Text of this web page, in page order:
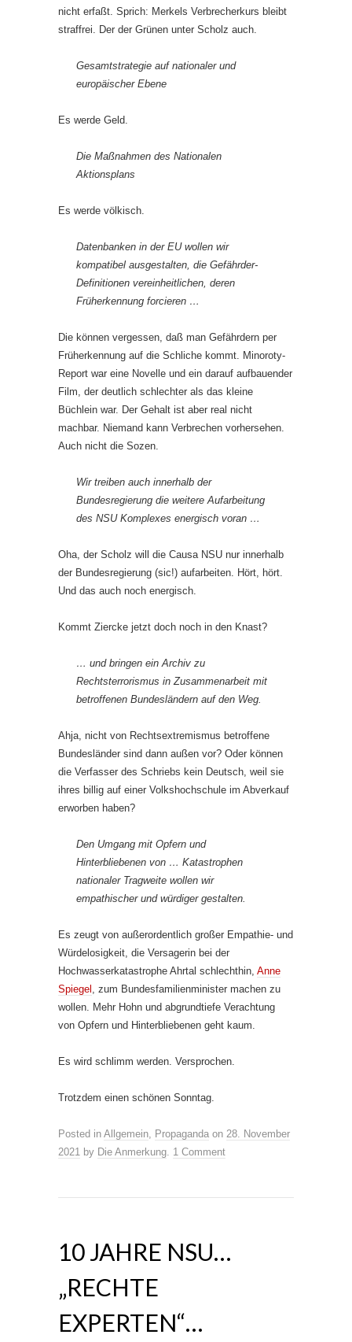
nicht erfaßt. Sprich: Merkels Verbrecherkurs bleibt
straffrei. Der der Grünen unter Scholz auch.
Gesamtstrategie auf nationaler und
europäischer Ebene
Es werde Geld.
Die Maßnahmen des Nationalen
Aktionsplans
Es werde völkisch.
Datenbanken in der EU wollen wir
kompatibel ausgestalten, die Gefährder-
Definitionen vereinheitlichen, deren
Früherkennung forcieren …
Die können vergessen, daß man Gefährdern per
Früherkennung auf die Schliche kommt. Minoroty-
Report war eine Novelle und ein darauf aufbauender
Film, der deutlich schlechter als das kleine
Büchlein war. Der Gehalt ist aber real nicht
machbar. Niemand kann Verbrechen vorhersehen.
Auch nicht die Sozen.
Wir treiben auch innerhalb der
Bundesregierung die weitere Aufarbeitung
des NSU Komplexes energisch voran …
Oha, der Scholz will die Causa NSU nur innerhalb
der Bundesregierung (sic!) aufarbeiten. Hört, hört.
Und das auch noch energisch.
Kommt Ziercke jetzt doch noch in den Knast?
… und bringen ein Archiv zu
Rechtsterrorismus in Zusammenarbeit mit
betroffenen Bundesländern auf den Weg.
Ahja, nicht von Rechtsextremismus betroffene
Bundesländer sind dann außen vor? Oder können
die Verfasser des Schriebs kein Deutsch, weil sie
ihres billig auf einer Volkshochschule im Abverkauf
erworben haben?
Den Umgang mit Opfern und
Hinterbliebenen von … Katastrophen
nationaler Tragweite wollen wir
empathischer und würdiger gestalten.
Es zeugt von außerordentlich großer Empathie- und
Würdelosigkeit, die Versagerin bei der
Hochwasserkatastrophe Ahrtal schlechthin, Anne
Spiegel , zum Bundesfamilienminister machen zu
wollen. Mehr Hohn und abgrundtiefe Verachtung
von Opfern und Hinterbliebenen geht kaum.
Es wird schlimm werden. Versprochen.
Trotzdem einen schönen Sonntag.
Posted in Allgemein Propaganda on 28. November
2021 by Die Anmerkung 1 Comment
10 JAHRE NSU…
„RECHTE
EXPERTEN“…